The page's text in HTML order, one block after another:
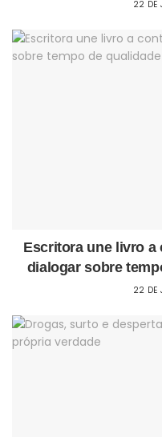
22 DE
Escritora une livro
dialogar sobre
22 DE